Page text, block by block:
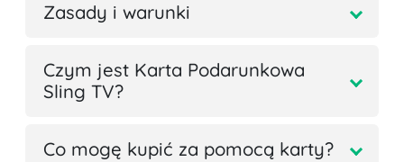
Zasady i warunki
Czym jest Karta Podarunkowa
Sling TV?
Co mogę kupić za pomocą karty?